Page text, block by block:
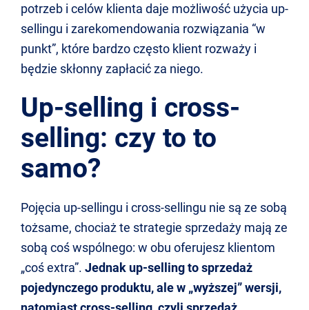
potrzeb i celów klienta daje możliwość użycia up-
sellingu i zarekomendowania rozwiązania “w
punkt”, które bardzo często klient rozważy i
będzie skłonny zapłacić za niego.
Up-selling i cross-
selling: czy to to
samo?
Pojęcia up-sellingu i cross-sellingu nie są ze sobą
tożsame, chociaż te strategie sprzedaży mają ze
sobą coś wspólnego: w obu oferujesz klientom
„coś extra”. Jednak up-selling to sprzedaż
pojedynczego produktu, ale w „wyższej” wersji,